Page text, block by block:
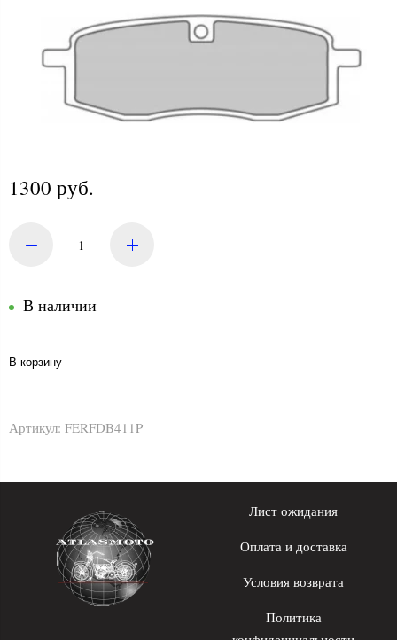
1300 руб.
В наличии
В корзину
Артикул: FERFDB411P
Лист ожидания
Оплата и доставка
Условия возврата
Политика